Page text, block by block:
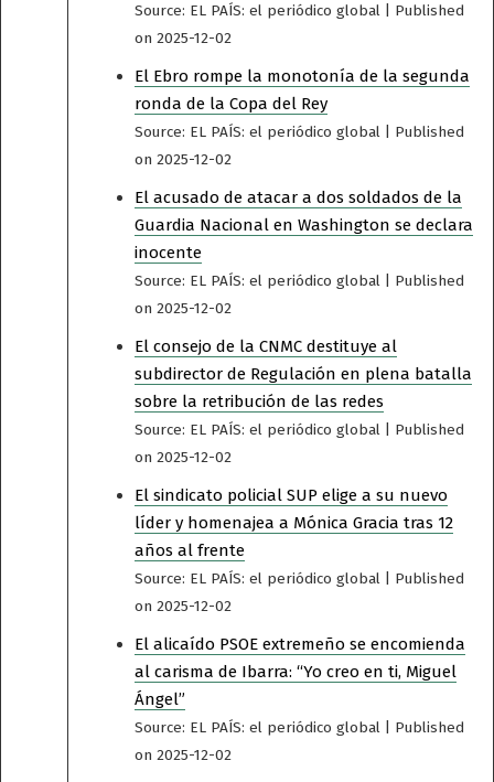
Source: EL PAÍS: el periódico global
Published
on 2025-12-02
El Ebro rompe la monotonía de la segunda
ronda de la Copa del Rey
Source: EL PAÍS: el periódico global
Published
on 2025-12-02
El acusado de atacar a dos soldados de la
Guardia Nacional en Washington se declara
inocente
Source: EL PAÍS: el periódico global
Published
on 2025-12-02
El consejo de la CNMC destituye al
subdirector de Regulación en plena batalla
sobre la retribución de las redes
Source: EL PAÍS: el periódico global
Published
on 2025-12-02
El sindicato policial SUP elige a su nuevo
líder y homenajea a Mónica Gracia tras 12
años al frente
Source: EL PAÍS: el periódico global
Published
on 2025-12-02
El alicaído PSOE extremeño se encomienda
al carisma de Ibarra: “Yo creo en ti, Miguel
Ángel”
Source: EL PAÍS: el periódico global
Published
on 2025-12-02